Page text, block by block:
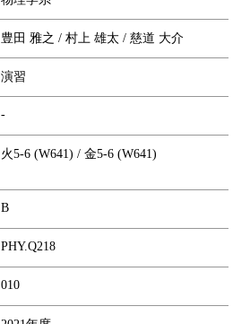
豊田 雅之 / 村上 雄太 / 慈道 大介
演習
-
火5-6 (W641) / 金5-6 (W641)
B
PHY.Q218
010